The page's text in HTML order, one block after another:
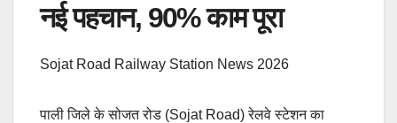
e
o
t
p
r
नई पहचान, 90% काम पूरा
Sojat Road Railway Station News 2026
पाली जिले के सोजत रोड (Sojat Road) रेलवे स्टेशन का